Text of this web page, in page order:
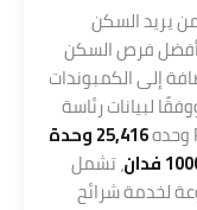
يريد السكن
أفضل فرص السكن
إلى الكمبوندات
لبيانات رئاسة
25,416 وحدة
فدان
، تشمل
لخدمة شرائح